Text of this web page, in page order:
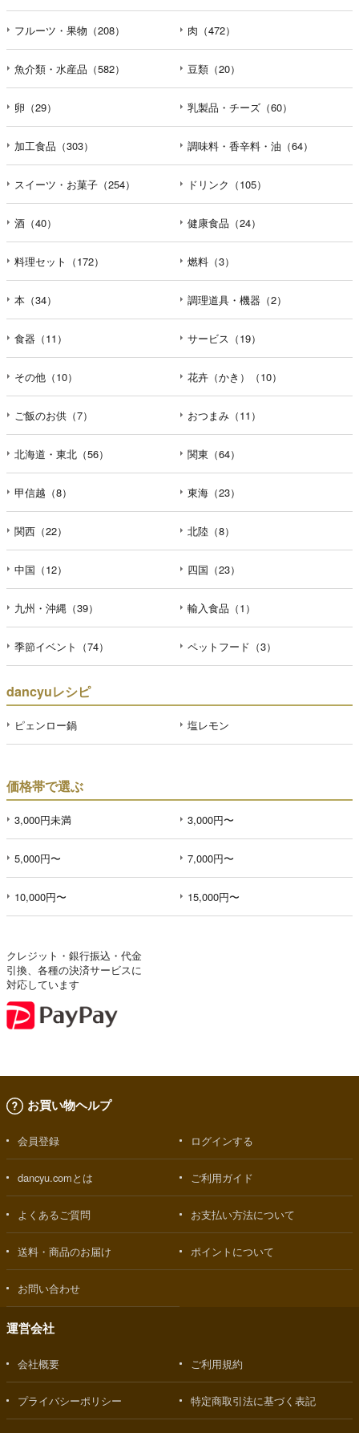
フルーツ・果物（208） 肉（472）
魚介類・水産品（582） 豆類（20）
卵（29） 乳製品・チーズ（60）
加工食品（303） 調味料・香辛料・油（64）
スイーツ・お菓子（254） ドリンク（105）
酒（40） 健康食品（24）
料理セット（172） 燃料（3）
本（34） 調理道具・機器（2）
食器（11） サービス（19）
その他（10） 花卉（かき）（10）
ご飯のお供（7） おつまみ（11）
北海道・東北（56） 関東（64）
甲信越（8） 東海（23）
関西（22） 北陸（8）
中国（12） 四国（23）
九州・沖縄（39） 輸入食品（1）
季節イベント（74） ペットフード（3）
dancyuレシピ
ピェンロー鍋 塩レモン
価格帯で選ぶ
3,000円未満 3,000円〜
5,000円〜 7,000円〜
10,000円〜 15,000円〜
クレジット・銀行振込・代金
引換、各種の決済サービスに
対応しています
お買い物ヘルプ
会員登録 ログインする
dancyu.comとは ご利用ガイド
よくあるご質問 お支払い方法について
送料・商品のお届け ポイントについて
お問い合わせ
運営会社
会社概要 ご利用規約
プライバシーポリシー 特定商取引法に基づく表記